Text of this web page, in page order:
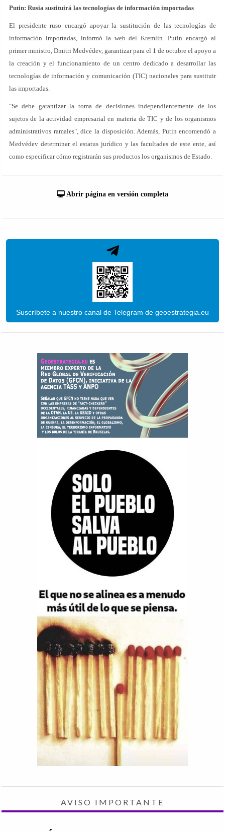
Putin: Rusia sustituirá las tecnologías de información importadas
El presidente ruso encargó apoyar la sustitución de las tecnologías de
información importadas, informó la web del Kremlin. Putin encargó al
primer ministro, Dmitri Medvédev, garantizar para el 1 de octubre el apoyo a
la creación y el funcionamiento de un centro dedicado a desarrollar las
tecnologías de información y comunicación (TIC) nacionales para sustituir
las importadas.
"Se debe garantizar la toma de decisiones independientemente de los
sujetos de la actividad empresarial en materia de TIC y de los organismos
administrativos ramales", dice la disposición. Además, Putin encomendó a
Medvédev determinar el estatus jurídico y las facultades de este ente, así
como especificar cómo registrarán sus productos los organismos de Estado.
Abrir página en versión completa
Suscríbete a nuestro canal de Telegram de geoestrategia.eu
AVISO IMPORTANTE